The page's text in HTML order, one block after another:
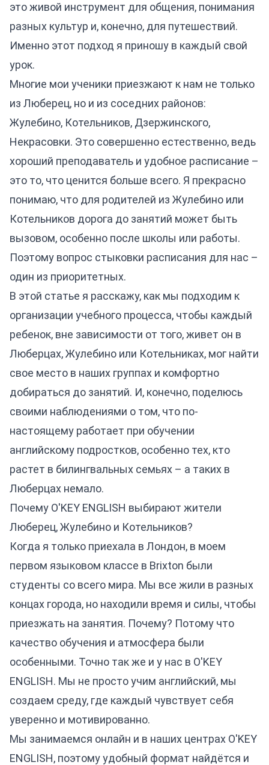
это живой инструмент для общения, понимания
разных культур и, конечно, для путешествий.
Именно этот подход я приношу в каждый свой
урок.
Многие мои ученики приезжают к нам не только
из Люберец, но и из соседних районов:
Жулебино, Котельников, Дзержинского,
Некрасовки. Это совершенно естественно, ведь
хороший преподаватель и удобное расписание –
это то, что ценится больше всего. Я прекрасно
понимаю, что для родителей из Жулебино или
Котельников дорога до занятий может быть
вызовом, особенно после школы или работы.
Поэтому вопрос стыковки расписания для нас –
один из приоритетных.
В этой статье я расскажу, как мы подходим к
организации учебного процесса, чтобы каждый
ребенок, вне зависимости от того, живет он в
Люберцах, Жулебино или Котельниках, мог найти
свое место в наших группах и комфортно
добираться до занятий. И, конечно, поделюсь
своими наблюдениями о том, что по-
настоящему работает при обучении
английскому подростков, особенно тех, кто
растет в билингвальных семьях – а таких в
Люберцах немало.
Почему O'KEY ENGLISH выбирают жители
Люберец, Жулебино и Котельников?
Когда я только приехала в Лондон, в моем
первом языковом классе в Brixton были
студенты со всего мира. Мы все жили в разных
концах города, но находили время и силы, чтобы
приезжать на занятия. Почему? Потому что
качество обучения и атмосфера были
особенными. Точно так же и у нас в O'KEY
ENGLISH. Мы не просто учим английский, мы
создаем среду, где каждый чувствует себя
уверенно и мотивированно.
Мы занимаемся онлайн и в наших центрах O'KEY
ENGLISH, поэтому удобный формат найдётся и